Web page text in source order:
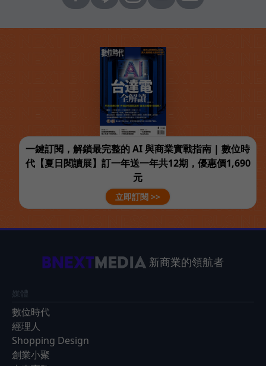
一鍵訂閱，解鎖最完整的 AI 與商業實戰指南 | 數位時
代【夏日閱讀展】訂一年送一年共12期，優惠價1,690
元
立即訂閱 >>
新商業的領航者
媒體
數位時代
經理人
Shopping Design
創業小聚